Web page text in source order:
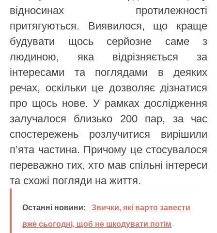
відносинах протилежності
притягуються. Виявилося, що краще
будувати щось серйозне саме з
людиною, яка відрізняється за
інтересами та поглядами в деяких
речах, оскільки це дозволяє дізнатися
про щось нове. У рамках дослідження
залучалося близько 200 пар, за час
спостережень розлучитися вирішили
п’ята частина. Причому це стосувалося
переважно тих, хто мав спільні інтереси
та схожі погляди на життя.
Останні новини:
Звички, які варто завести
вже сьогодні, щоб не шкодувати потім